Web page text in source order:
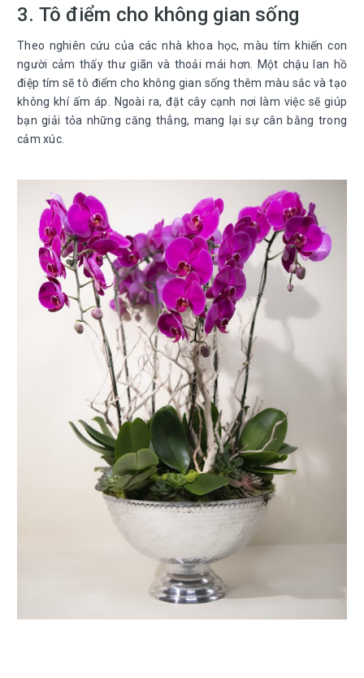
3. Tô điểm cho không gian sống
Theo nghiên cứu của các nhà khoa học, màu tím khiến con
người cảm thấy thư giãn và thoải mái hơn. Một chậu lan hồ
điệp tím sẽ tô điểm cho không gian sống thêm màu sắc và tạo
không khí ấm áp. Ngoài ra, đặt cây cạnh nơi làm việc sẽ giúp
bạn giải tỏa những căng thẳng, mang lại sự cân bằng trong
cảm xúc.